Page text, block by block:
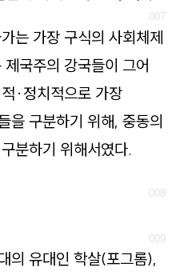
는 가장 구식의 사회체제
국주의 강국들이 그어
·정치적으로 가장
을 구분하기 위해, 중동의
분하기 위해서였다.
의 유대인 학살(포그롬),